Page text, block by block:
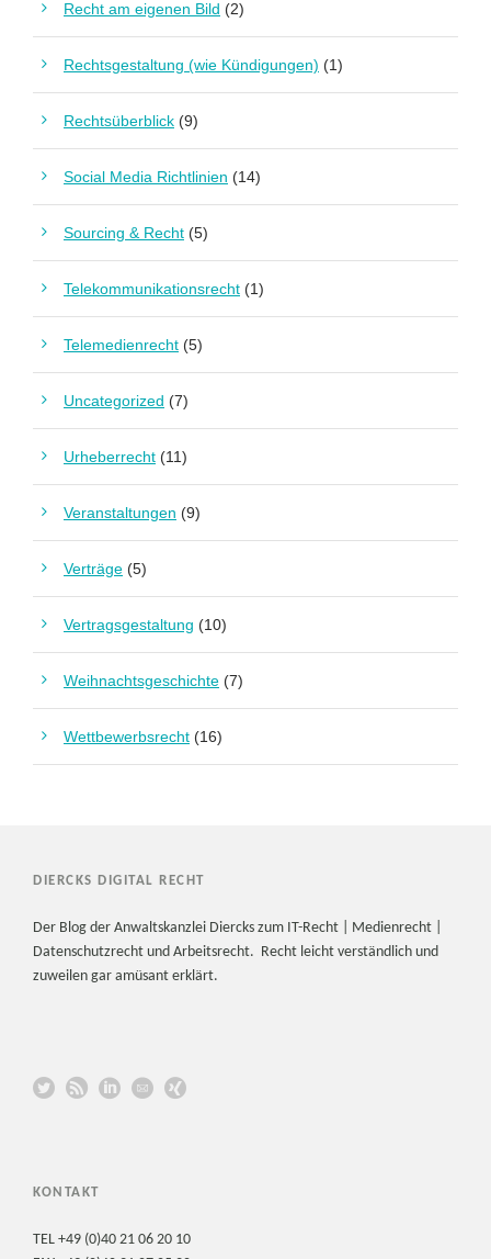
Recht am eigenen Bild (2)
Rechtsgestaltung (wie Kündigungen) (1)
Rechtsüberblick (9)
Social Media Richtlinien (14)
Sourcing & Recht (5)
Telekommunikationsrecht (1)
Telemedienrecht (5)
Uncategorized (7)
Urheberrecht (11)
Veranstaltungen (9)
Verträge (5)
Vertragsgestaltung (10)
Weihnachtsgeschichte (7)
Wettbewerbsrecht (16)
DIERCKS DIGITAL RECHT
Der Blog der Anwaltskanzlei Diercks zum IT-Recht | Medienrecht |
Datenschutzrecht und Arbeitsrecht. Recht leicht verständlich und
zuweilen gar amüsant erklärt.
KONTAKT
TEL +49 (0)40 21 06 20 10